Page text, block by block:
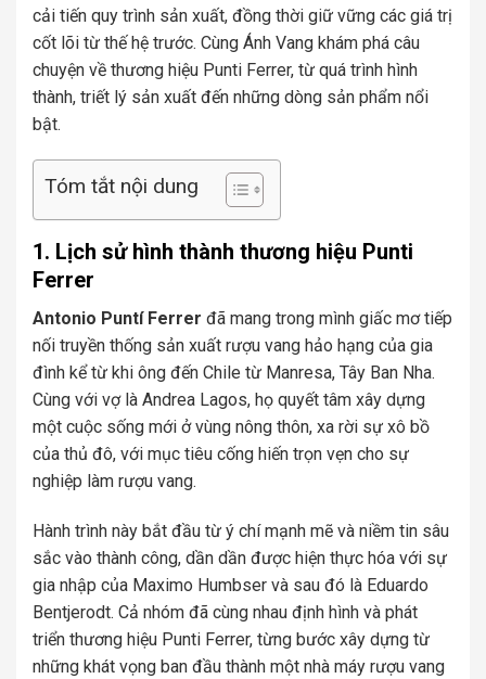
cải tiến quy trình sản xuất, đồng thời giữ vững các giá trị
cốt lõi từ thế hệ trước. Cùng Ánh Vang khám phá câu
chuyện về thương hiệu Punti Ferrer, từ quá trình hình
thành, triết lý sản xuất đến những dòng sản phẩm nổi
bật.
Tóm tắt nội dung
1. Lịch sử hình thành thương hiệu Punti
Ferrer
Antonio Puntí Ferrer đã mang trong mình giấc mơ tiếp
nối truyền thống sản xuất rượu vang hảo hạng của gia
đình kể từ khi ông đến Chile từ Manresa, Tây Ban Nha.
Cùng với vợ là Andrea Lagos, họ quyết tâm xây dựng
một cuộc sống mới ở vùng nông thôn, xa rời sự xô bồ
của thủ đô, với mục tiêu cống hiến trọn vẹn cho sự
nghiệp làm rượu vang.
Hành trình này bắt đầu từ ý chí mạnh mẽ và niềm tin sâu
sắc vào thành công, dần dần được hiện thực hóa với sự
gia nhập của Maximo Humbser và sau đó là Eduardo
Bentjerodt. Cả nhóm đã cùng nhau định hình và phát
triển thương hiệu Punti Ferrer, từng bước xây dựng từ
những khát vọng ban đầu thành một nhà máy rượu vang